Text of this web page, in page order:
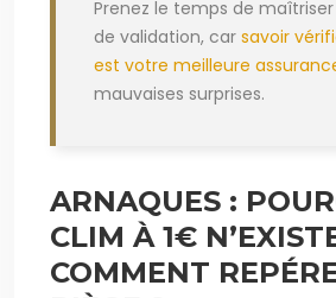
Prenez le temps de
de validation, car savoir
est votre meilleure
mauvaises surprises.
ARNAQUES :
CLIM À 1€
COMMENT